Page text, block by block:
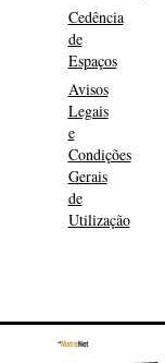
Cedência
de
Espaços
Avisos
Legais
e
Condições
Gerais
de
Utilização